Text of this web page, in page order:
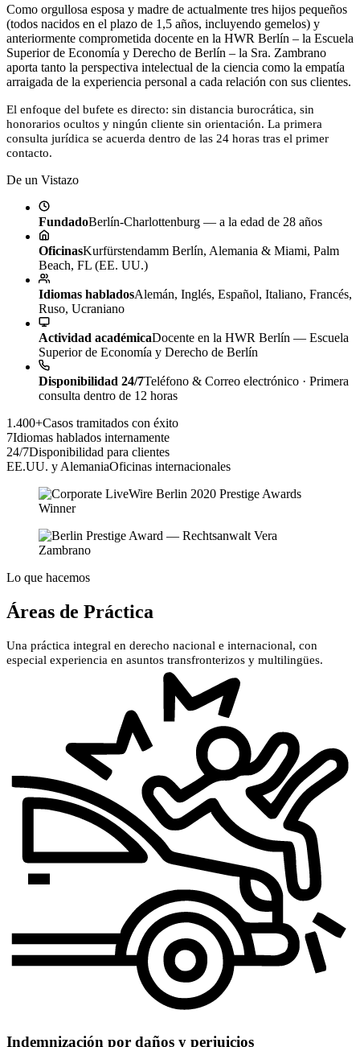
Como orgullosa esposa y madre de actualmente tres hijos pequeños
(todos nacidos en el plazo de 1,5 años, incluyendo gemelos) y
anteriormente comprometida docente en la HWR Berlín – la Escuela
Superior de Economía y Derecho de Berlín – la Sra. Zambrano
aporta tanto la perspectiva intelectual de la ciencia como la empatía
arraigada de la experiencia personal a cada relación con sus clientes.
El enfoque del bufete es directo: sin distancia burocrática, sin
honorarios ocultos y ningún cliente sin orientación. La primera
consulta jurídica se acuerda dentro de las 24 horas tras el primer
contacto.
De un Vistazo
FundadoBerlín-Charlottenburg — a la edad de 28 años
OficinasKurfürstendamm Berlín, Alemania & Miami, Palm
Beach, FL (EE. UU.)
Idiomas habladosAlemán, Inglés, Español, Italiano, Francés,
Ruso, Ucraniano
Actividad académicaDocente en la HWR Berlín — Escuela
Superior de Economía y Derecho de Berlín
Disponibilidad 24/7Teléfono & Correo electrónico · Primera
consulta dentro de 12 horas
1.400+Casos tramitados con éxito
7Idiomas hablados internamente
24/7Disponibilidad para clientes
EE.UU. y AlemaniaOficinas internacionales
Lo que hacemos
Áreas de Práctica
Una práctica integral en derecho nacional e internacional, con
especial experiencia en asuntos transfronterizos y multilingües.
Indemnización por daños y perjuicios